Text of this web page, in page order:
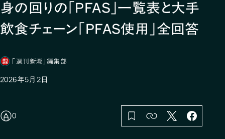
身の回りの「PFAS」一覧表と大手
飲食チェーン「PFAS使用」全回答
「週刊新潮」編集部
2026年5月2日
0